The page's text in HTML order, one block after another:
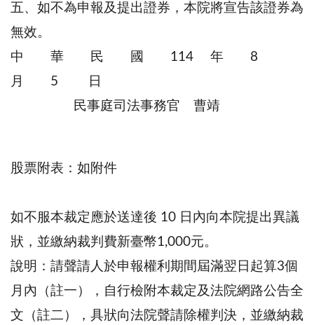
五、如不為申報及提出證券，本院將宣告該證券為
無效。
中 華 民 國 114 年 8
月 5 日
民事庭司法事務官 曹靖
股票附表：如附件
如不服本裁定應於送達後 10 日內向本院提出異議
狀，並繳納裁判費新臺幣1,000元。
說明：請聲請人於申報權利期間屆滿翌日起算3個
月內（註一），自行檢附本裁定及法院網路公告全
文（註二），具狀向法院聲請除權判決，並繳納裁